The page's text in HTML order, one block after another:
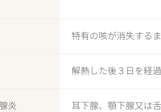
特有の咳が消失する
解熱した後３日を経過
炎 耳下腺、顎下腺又は